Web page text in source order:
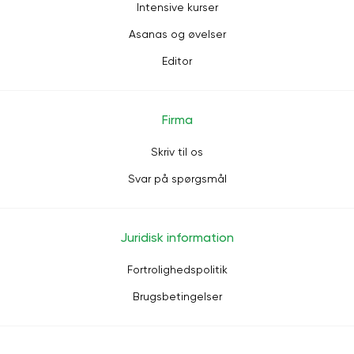
Intensive kurser
Asanas og øvelser
Editor
Firma
Skriv til os
Svar på spørgsmål
Juridisk information
Fortrolighedspolitik
Brugsbetingelser